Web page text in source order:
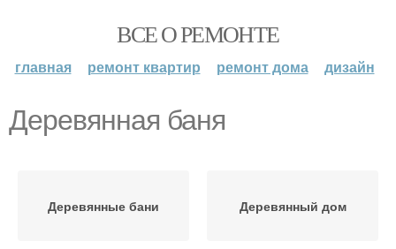
ВСЕ О РЕМОНТЕ
главная ремонт квартир ремонт дома дизайн
Деревянная баня
Деревянные бани Деревянный дом